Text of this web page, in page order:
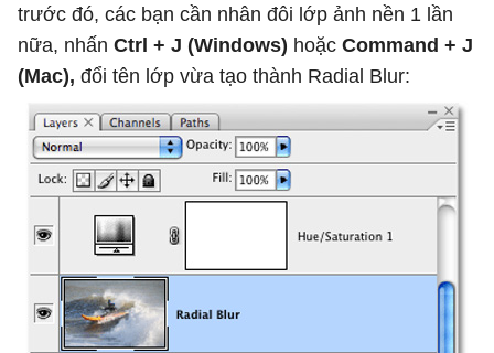
trước đó, các bạn cần nhân đôi lớp ảnh nền 1 lần
nữa, nhấn Ctrl + J (Windows) hoặc Command + J
(Mac), đổi tên lớp vừa tạo thành Radial Blur: